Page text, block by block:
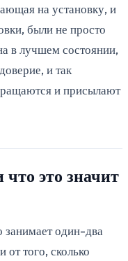
на установку, и
были не просто
в лучшем состоянии,
и так
и присылают
это значит
один-два
от того, сколько